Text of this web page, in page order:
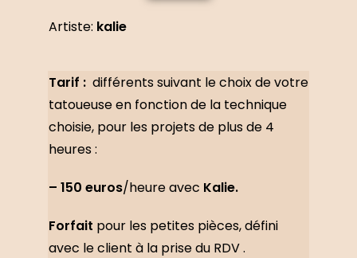
Artiste: kalie
Tarif : différents suivant le choix de votre
tatoueuse en fonction de la technique
choisie, pour les projets de plus de 4
heures :
– 150 euros/heure avec Kalie.
Forfait pour les petites pièces, défini
avec le client à la prise du RDV .